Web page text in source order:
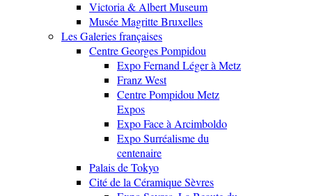
Victoria & Albert Museum
Musée Magritte Bruxelles
Les Galeries françaises
Centre Georges Pompidou
Expo Fernand Léger à Metz
Franz West
Centre Pompidou Metz
Expos
Expo Face à Arcimboldo
Expo Surréalisme du
centenaire
Palais de Tokyo
Cité de la Céramique Sèvres